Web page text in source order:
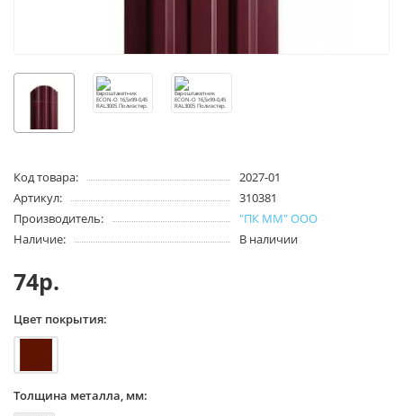
Код товара:
2027-01
Артикул:
310381
Производитель:
"ПК ММ" ООО
Наличие:
В наличии
74р.
Цвет покрытия:
Толщина металла, мм: